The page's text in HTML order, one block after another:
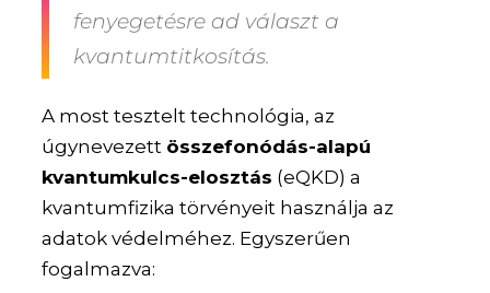
fenyegetésre ad választ a
kvantumtitkosítás.
A most tesztelt technológia, az
úgynevezett összefonódás-alapú
kvantumkulcs-elosztás (eQKD) a
kvantumfizika törvényeit használja az
adatok védelméhez. Egyszerűen
fogalmazva: